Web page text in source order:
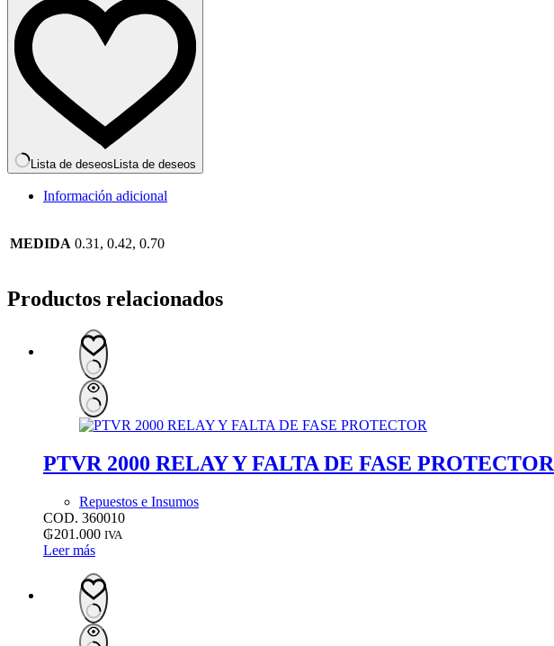
Lista de deseos Lista de deseos
Información adicional
MEDIDA 0.31, 0.42, 0.70
Productos relacionados
PTVR 2000 RELAY Y FALTA DE FASE PROTECTOR
Repuestos e Insumos
COD. 360010
₲201.000 IVA
Leer más